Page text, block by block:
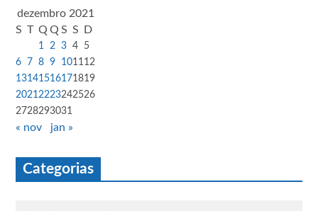
dezembro 2021
S T Q Q S S D
1 2 3 4
5
6
7 8 9 1011 12
13141516171819
2021 2223242526
2728293031
« nov jan »
Categorias